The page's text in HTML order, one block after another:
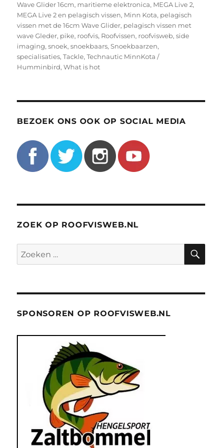
Wave Glider 16cm, maritieme elektronica, MEGA Live 2,
MEGA Live 2 en pelagisch vissen, Minn Kota, pelagisch
vissen met de 16cm Wave Glider, pelagisch vissen met
wave Gleder, pike, roofvis, Roofvissen, roofvisweb,side
imaging,snoek,snoekbaars,Snoekbaarzen,
specialisaties,Tackle,Technautic MinnKota /
Humminbird,What is hot
BEZOEK ONS OOK OP SOCIAL MEDIA
ZOEK OP ROOFVISWEB.NL
Zoeken
naar:
SPONSOREN OP ROOFVISWEB.NL